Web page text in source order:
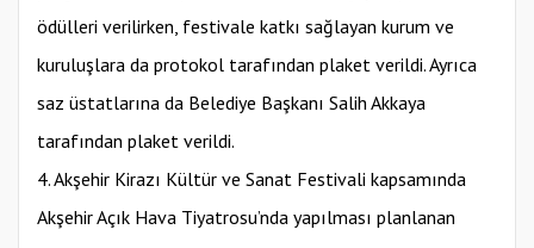
ödülleri verilirken, festivale katkı sağlayan kurum ve
kuruluşlara da protokol tarafından plaket verildi. Ayrıca
saz üstatlarına da Belediye Başkanı Salih Akkaya
tarafından plaket verildi.
4. Akşehir Kirazı Kültür ve Sanat Festivali kapsamında
Akşehir Açık Hava Tiyatrosu’nda yapılması planlanan